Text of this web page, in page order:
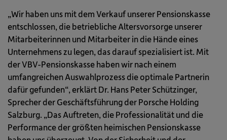
„Wir haben uns mit dem Verkauf unserer Pensionskasse
entschlossen, die betriebliche Altersvorsorge unserer
Mitarbeiterinnen und Mitarbeiter in die Hände eines
Unternehmens zu legen, das darauf spezialisiert ist. Mit
der VBV-Pensionskasse haben wir nach einem
umfangreichen Auswahlprozess die optimale Partnerin
dafür gefunden“, erklärt Dr. Hans Peter Schützinger,
Sprecher der Geschäftsführung der Porsche Holding
Salzburg. „Das Auftreten, die Professionalität und die
Performance der größten heimischen Pensionskasse